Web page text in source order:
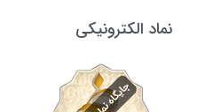
نماد الکترونیکی